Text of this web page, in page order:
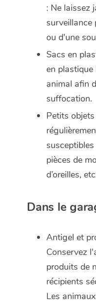
: Ne laissez
surveillance
ou d'une
Sacs en
en
animal afin
suffocation.
Petits
pièces de
d’oreilles,
Dans le
Antigel et
Conservez
produits de
récipients
Les